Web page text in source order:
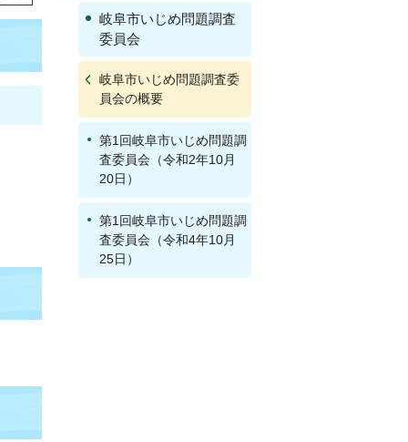
岐阜市いじめ問題調査
委員会
岐阜市いじめ問題調査委
員会の概要
第1回岐阜市いじめ問題調
査委員会（令和2年10月
20日）
第1回岐阜市いじめ問題調
査委員会（令和4年10月
25日）